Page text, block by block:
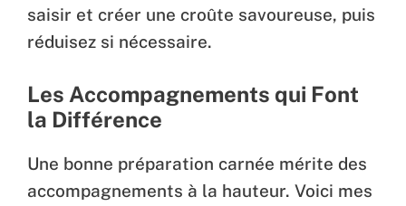
saisir et créer une croûte savoureuse, puis
réduisez si nécessaire.
Les Accompagnements qui Font
la Différence
Une bonne préparation carnée mérite des
accompagnements à la hauteur. Voici mes